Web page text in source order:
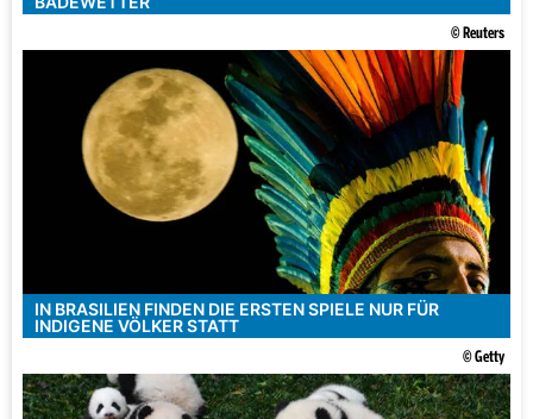
© Reuters
IN BRASILIEN FINDEN DIE ERSTEN SPIELE NUR FÜR
INDIGENE VÖLKER STATT
© Getty